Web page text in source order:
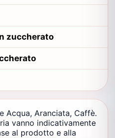
zuccherato
Acqua, Aranciata, Caffè.
vanno indicativamente
al prodotto e alla